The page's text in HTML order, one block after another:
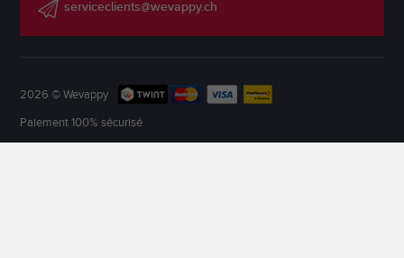
serviceclients@wevappy.ch
2026 © Wevappy
Paiement 100% sécurisé